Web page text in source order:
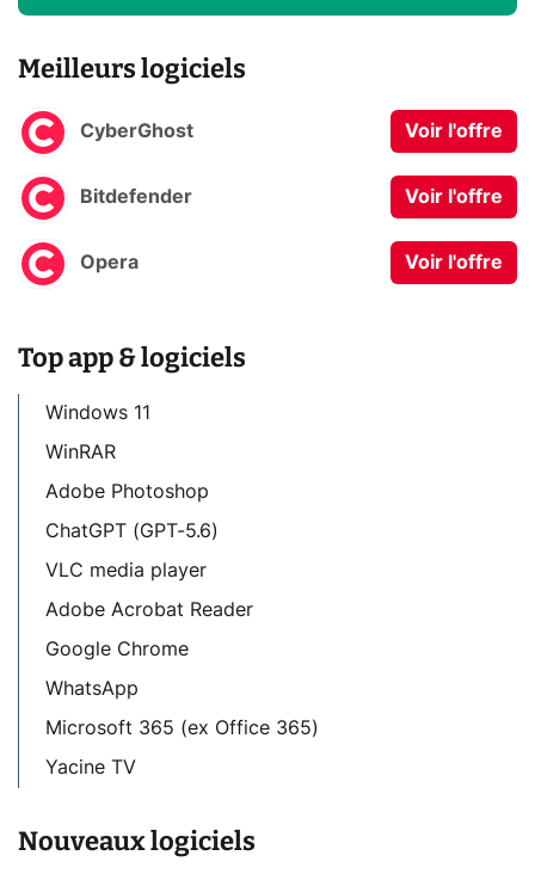
Meilleurs logiciels
CyberGhost Voir l'offre
Bitdefender Voir l'offre
Opera Voir l'offre
Top app & logiciels
Windows 11
WinRAR
Adobe Photoshop
ChatGPT (GPT-5.6)
VLC media player
Adobe Acrobat Reader
Google Chrome
WhatsApp
Microsoft 365 (ex Office 365)
Yacine TV
Nouveaux logiciels